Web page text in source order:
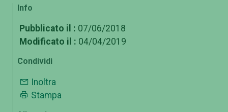
Info
Pubblicato il : 07/06/2018
Modificato il : 04/04/2019
Condividi
Inoltra
Stampa